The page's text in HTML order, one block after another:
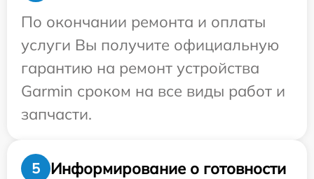
По окончании ремонта и оплаты
услуги Вы получите официальную
гарантию на ремонт устройства
Garmin сроком на все виды работ и
запчасти.
5
Информирование о готовности